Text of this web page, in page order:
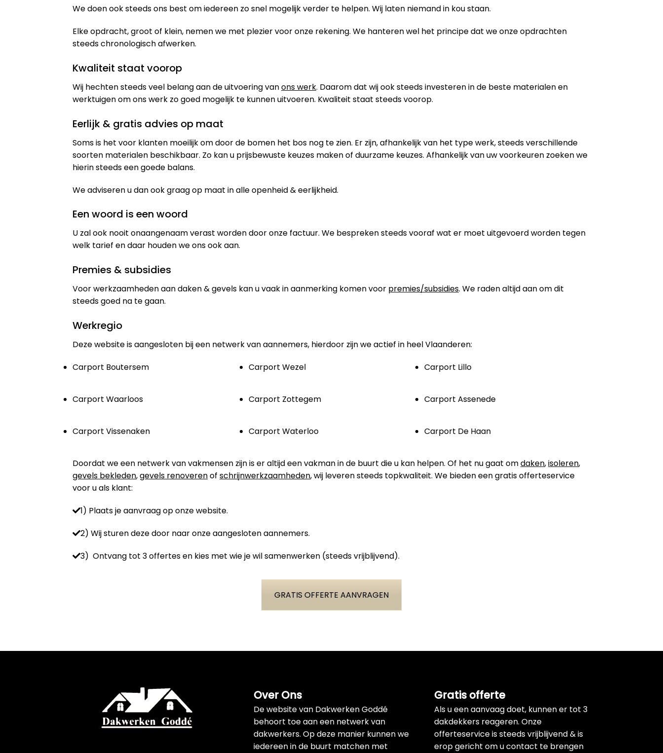
We doen ook steeds ons best om iedereen zo snel mogelijk verder te helpen. Wij laten niemand in kou staan.
Elke opdracht, groot of klein, nemen we met plezier voor onze rekening. We hanteren wel het principe dat we onze opdrachten
steeds chronologisch afwerken.
Kwaliteit staat voorop
Wij hechten steeds veel belang aan de uitvoering vanons werk. Daarom dat wij ook steeds investeren in de beste materialen en
werktuigen om ons werk zo goed mogelijk te kunnen uitvoeren. Kwaliteit staat steeds voorop.
Eerlijk & gratis advies op maat
Soms is het voor klanten moeilijk om door de bomen het bos nog te zien. Er zijn, afhankelijk van het type werk, steeds verschillende
soorten materialen beschikbaar. Zo kan u prijsbewuste keuzes maken of duurzame keuzes. Afhankelijk van uw voorkeuren zoeken we
hierin steeds een goede balans.
We adviseren u dan ook graag op maat in alle openheid & eerlijkheid.
Een woord is een woord
U zal ook nooit onaangenaam verast worden door onze factuur. We bespreken steeds vooraf wat er moet uitgevoerd worden tegen
welk tarief en daar houden we ons ook aan.
Premies & subsidies
Voor werkzaamheden aan daken & gevels kan u vaak in aanmerking komen voor premies/subsidies. We raden altijd aan om dit
steeds goed na te gaan.
Werkregio
Deze website is aangesloten bij een netwerk van aannemers, hierdoor zijn we actief in heel Vlaanderen:
Carport Boutersem
Carport Wezel Carport Lillo
Carport Waarloos Carport Zottegem Carport Assenede
Carport Vissenaken Carport Waterloo Carport De Haan
Doordat we een netwerk van vakmensen zijn is er altijd een vakman in de buurt die u kan helpen. Of het nu gaat omdaken,isoleren,
gevels bekleden,gevels renoverenof schrijnwerkzaamheden, wij leveren steeds topkwaliteit. We bieden een gratis offerteservice
voor u als klant:
1) Plaats je aanvraag op onze website.
2) Wij sturen deze door naar onze aangesloten aannemers.
3) Ontvang tot 3 offertes en kies met wie je wil samenwerken (steeds vrijblijvend).
GRATIS OFFERTE AANVRAGEN
Over Ons
De website van Dakwerken Goddé
behoort toe aan een netwerk van
dakwerkers. Op deze manier kunnen we
iedereen in de buurt matchen met
Gratis offerte
Als u een aanvaag doet, kunnen er tot 3
dakdekkers reageren. Onze
offerteservice is steeds vrijblijvend & is
erop gericht om u contact te brengen